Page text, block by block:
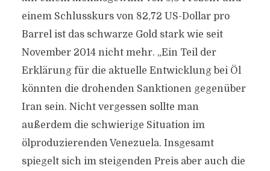
einem Schlusskurs von 82,72 US-Dollar pro
Barrel ist das schwarze Gold stark wie seit
November 2014 nicht mehr. „Ein Teil der
Erklärung für die aktuelle Entwicklung bei Öl
könnten die drohenden Sanktionen gegenüber
Iran sein. Nicht vergessen sollte man
außerdem die schwierige Situation im
ölproduzierenden Venezuela. Insgesamt
spiegelt sich im steigenden Preis aber auch die